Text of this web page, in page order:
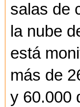
salas de
la nube
está
más de
y 60.000